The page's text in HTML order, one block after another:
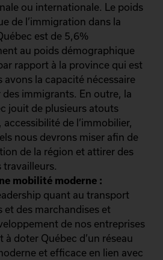
ou internationale. Le poids
de l’immigration dans la
est de 5,6%
au poids démographique
rapport à la province qui est
avons la capacité nécessaire
immigrants. En outre, la
jouit de plusieurs atouts
accessibilité de l’immobilier,
nous devrons miser afin de
de la région et attirer des
mobilité moderne :
quant au transport
et des marchandises et
de nos entreprises
à doter Québec d’un réseau
et efficace en lien avec